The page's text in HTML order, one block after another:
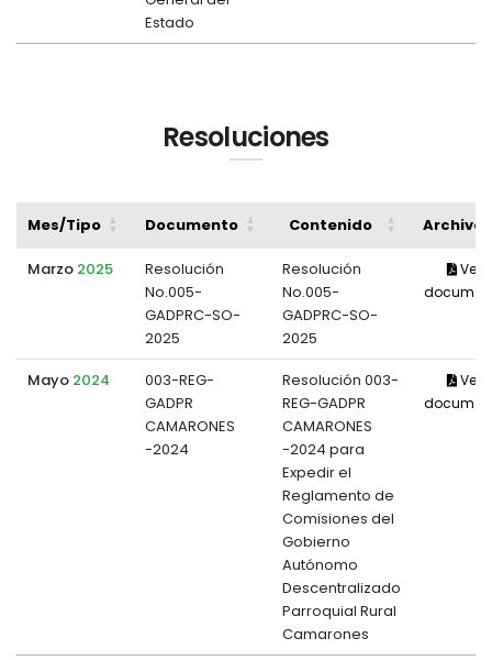
Estado
Resoluciones
Mes/Tipo Documento Contenido Archivo
Marzo 2025
Resolución
No.005-
GADPRC-SO-
2025
Resolución
No.005-
GADPRC-SO-
2025
Ver
Mayo 2024
003-REG-
GADPR
CAMARONES
-2024
Resolución 003-
REG-GADPR
CAMARONES
-2024 para
Expedir el
Reglamento de
Comisiones del
Gobierno
Autónomo
Descentralizado
Parroquial Rural
Camarones
Ver